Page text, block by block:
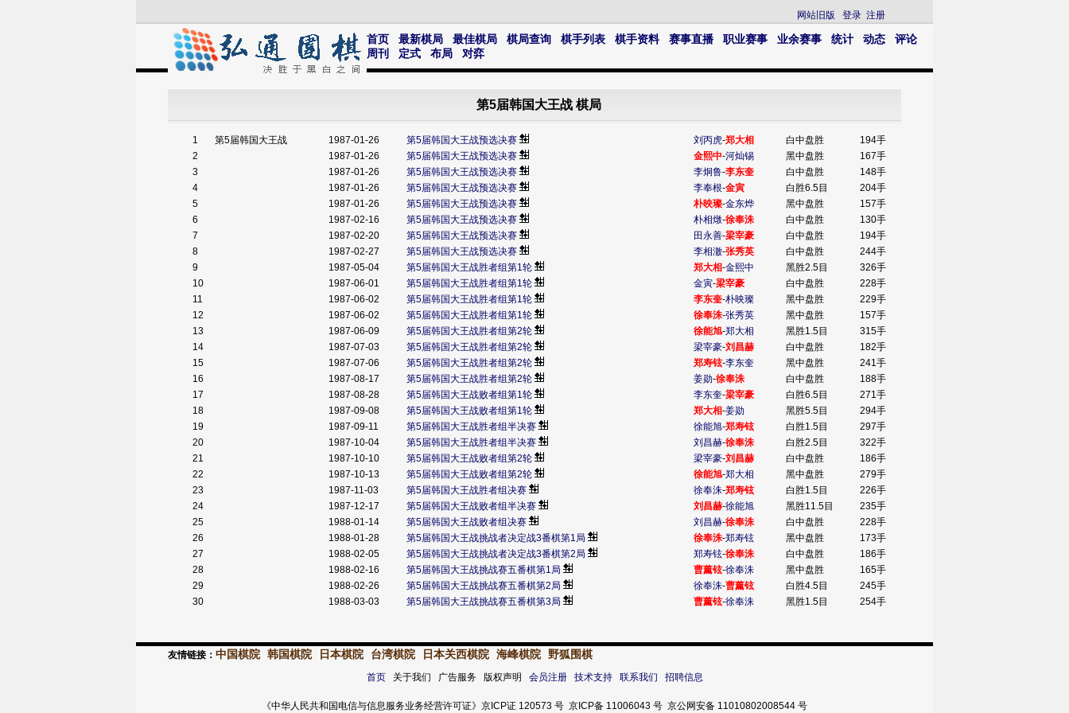
网站旧版 登录 注册
首页 最新棋局 最佳棋局 棋局查询 棋手列表 棋手资料 赛事直播 职业赛事 业余赛事 统计 动态
评论
周刊
定式 布局 对弈
第5届韩国大王战 棋局
1 第5届韩国大王战 1987-01-26 第5届韩国大王战预选决赛 刘丙虎-郑大相 白中盘胜
194手
2
1987-01-26 第5届韩国大王战预选决赛 金熙中-河灿锡 黑中盘胜
167手
3
1987-01-26 第5届韩国大王战预选决赛 李炯鲁-李东奎 白中盘胜
148手
4
1987-01-26 第5届韩国大王战预选决赛 李奉根-金寅 白胜6.5目
204手
5
1987-01-26 第5届韩国大王战预选决赛 朴映璨-金东烨 黑中盘胜
157手
6
1987-02-16 第5届韩国大王战预选决赛 朴相燉-徐奉洙 白中盘胜
130手
7
1987-02-20 第5届韩国大王战预选决赛 田永善-梁宰豪 白中盘胜
194手
8
1987-02-27 第5届韩国大王战预选决赛 李相澈-张秀英 白中盘胜
244手
9
1987-05-04 第5届韩国大王战胜者组第1轮 郑大相-金熙中 黑胜2.5目
326手
10
1987-06-01 第5届韩国大王战胜者组第1轮 金寅-梁宰豪 白中盘胜
228手
11
1987-06-02 第5届韩国大王战胜者组第1轮 李东奎-朴映璨 黑中盘胜
229手
12
1987-06-02 第5届韩国大王战胜者组第1轮 徐奉洙-张秀英 黑中盘胜
157手
13
1987-06-09 第5届韩国大王战胜者组第2轮 徐能旭-郑大相 黑胜1.5目
315手
14
1987-07-03 第5届韩国大王战胜者组第2轮 梁宰豪-刘昌赫 白中盘胜
182手
15
1987-07-06 第5届韩国大王战胜者组第2轮 郑寿铉-李东奎 黑中盘胜
241手
16
1987-08-17 第5届韩国大王战胜者组第2轮 姜勋-徐奉洙 白中盘胜
188手
17
1987-08-28 第5届韩国大王战败者组第1轮 李东奎-梁宰豪 白胜6.5目
271手
18
1987-09-08 第5届韩国大王战败者组第1轮 郑大相-姜勋 黑胜5.5目
294手
19
1987-09-11 第5届韩国大王战胜者组半决赛 徐能旭-郑寿铉 白胜1.5目
297手
20
1987-10-04 第5届韩国大王战胜者组半决赛 刘昌赫-徐奉洙 白胜2.5目
322手
21
1987-10-10 第5届韩国大王战败者组第2轮 梁宰豪-刘昌赫 白中盘胜
186手
22
1987-10-13 第5届韩国大王战败者组第2轮 徐能旭-郑大相 黑中盘胜
279手
23
1987-11-03 第5届韩国大王战胜者组决赛 徐奉洙-郑寿铉 白胜1.5目
226手
24
1987-12-17 第5届韩国大王战败者组半决赛 刘昌赫-徐能旭 黑胜11.5目
235手
25
1988-01-14 第5届韩国大王战败者组决赛 刘昌赫-徐奉洙 白中盘胜
228手
26
1988-01-28 第5届韩国大王战挑战者决定战3番棋第1局 徐奉洙-郑寿铉 黑中盘胜
173手
27
1988-02-05 第5届韩国大王战挑战者决定战3番棋第2局 郑寿铉-徐奉洙 白中盘胜
186手
28
1988-02-16 第5届韩国大王战挑战赛五番棋第1局 曹薰铉-徐奉洙 黑中盘胜
165手
29
1988-02-26 第5届韩国大王战挑战赛五番棋第2局 徐奉洙-曹薰铉 白胜4.5目
245手
30
1988-03-03 第5届韩国大王战挑战赛五番棋第3局 曹薰铉-徐奉洙 黑胜1.5目 254手
友情链接： 中国棋院 韩国棋院 日本棋院 台湾棋院 日本关西棋院 海峰棋院 野狐围棋
首页关于我们 广告服务 版权声明 会员注册 技术支持 联系我们 招聘信息
《中华人民共和国电信与信息服务业务经营许可证》京ICP证 120573 号 京ICP备 11006043 号 京公网安备 11010802008544 号